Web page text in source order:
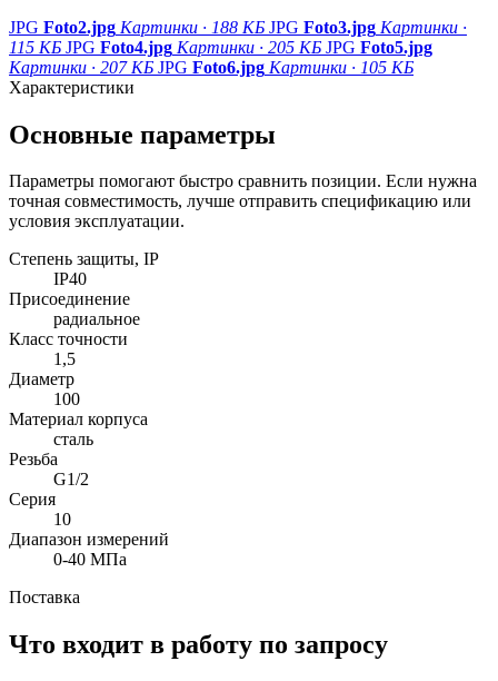
JPG Foto2.jpg Картинки · 188 КБ JPG Foto3.jpg Картинки ·
115 КБ JPG Foto4.jpg Картинки · 205 КБ JPG Foto5.jpg
Картинки · 207 КБ JPG Foto6.jpg Картинки · 105 КБ
Характеристики
Основные параметры
Параметры помогают быстро сравнить позиции. Если нужна
точная совместимость, лучше отправить спецификацию или
условия эксплуатации.
Степень защиты, IP
IP40
Присоединение
радиальное
Класс точности
1,5
Диаметр
100
Материал корпуса
сталь
Резьба
G1/2
Серия
10
Диапазон измерений
0-40 МПа
Поставка
Что входит в работу по запросу